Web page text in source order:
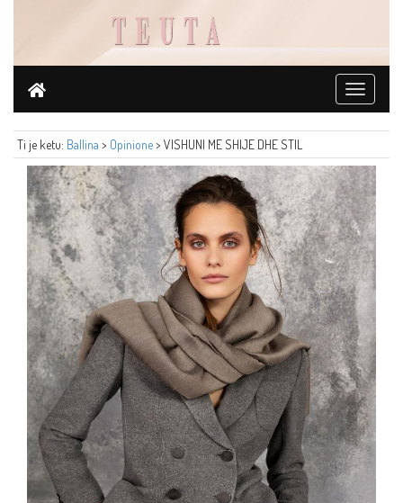
Toggle
Ti je ketu: Ballina > Opinione> VISHUNI ME SHIJE DHE STIL